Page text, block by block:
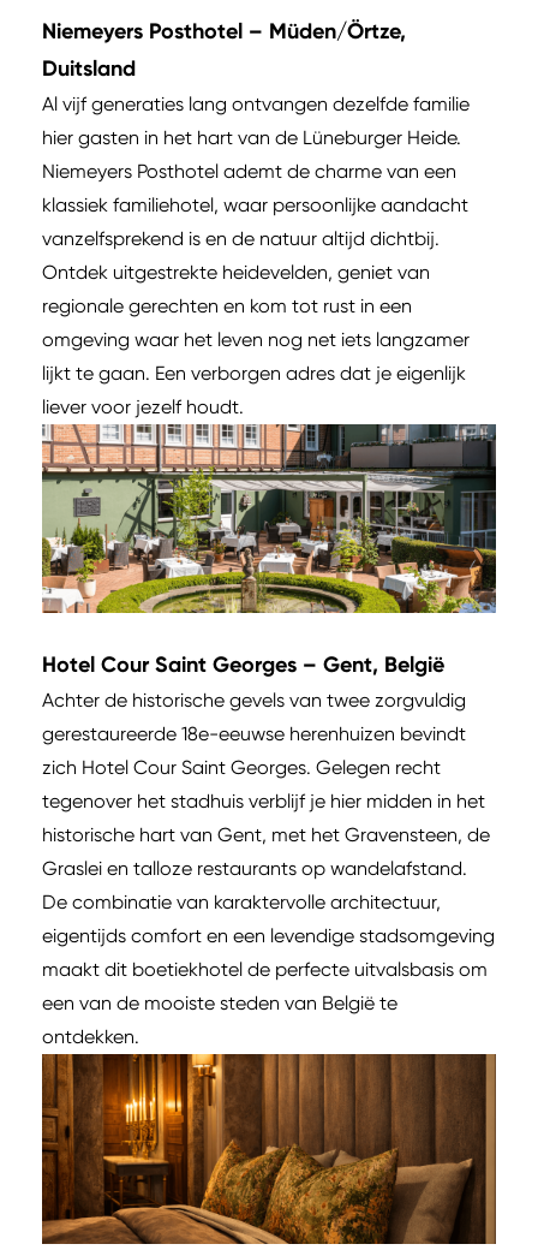
Niemeyers Posthotel – Müden/Örtze,
Duitsland
Al vijf generaties lang ontvangen dezelfde familie
hier gasten in het hart van de Lüneburger Heide.
Niemeyers Posthotel ademt de charme van een
klassiek familiehotel, waar persoonlijke aandacht
vanzelfsprekend is en de natuur altijd dichtbij.
Ontdek uitgestrekte heidevelden, geniet van
regionale gerechten en kom tot rust in een
omgeving waar het leven nog net iets langzamer
lijkt te gaan. Een verborgen adres dat je eigenlijk
liever voor jezelf houdt.
Hotel Cour Saint Georges – Gent, België
Achter de historische gevels van twee zorgvuldig
gerestaureerde 18e-eeuwse herenhuizen bevindt
zich Hotel Cour Saint Georges. Gelegen recht
tegenover het stadhuis verblijf je hier midden in het
historische hart van Gent, met het Gravensteen, de
Graslei en talloze restaurants op wandelafstand.
De combinatie van karaktervolle architectuur,
eigentijds comfort en een levendige stadsomgeving
maakt dit boetiekhotel de perfecte uitvalsbasis om
een van de mooiste steden van België te
ontdekken.